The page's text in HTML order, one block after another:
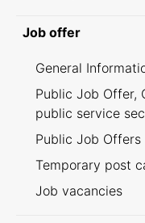
Job offer
General
Public Job Offer,
public service
Public Job Offers
Temporary post
Job vacancies